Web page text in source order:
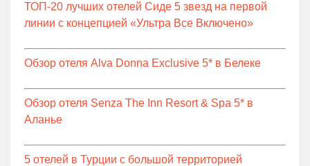
ТОП-20 лучших отелей Сиде 5 звезд на первой
линии с концепцией «Ультра Все Включено»
Обзор отеля Alva Donna Exclusive 5* в Белеке
Обзор отеля Senza The Inn Resort & Spa 5* в
Аланье
5 отелей в Турции с большой территорией